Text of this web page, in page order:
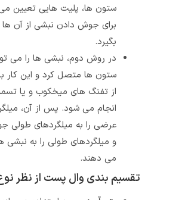
ستون‌ ها، پلیت‌ هایی تعیین می‌ شود تا
برای جوش دادن نبشی‌ از آن‌ ها کمک
در روش دوم، نبشی‌ ها را می‌ توان به
ستون‌ ها متصل کرد و این کار با استفاده
از تفنگ‌ های میخکوب و یا تسمه نبشی‌ ها
انجام می‌ شود. پس از آن، میلگردهای
عرضی را به میلگردهای طولی جوش داده
و میلگردهای طولی را به نبشی‌ ها جوش
تقسیم بندی وال پست از نظر نوع مصالح